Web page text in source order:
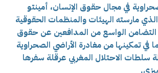
في مجال حقوق الإنسان، أمينتو
مارسته الهيئات والمنظمات الحقوقية
التضامن الواسع من المدافعين عن حقوق
في تمكينها من مغادرة الأراضي الصحراوية
سلطات الاحتلال المغربي عرقلة سفرها